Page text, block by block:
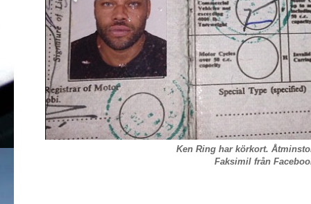
Ken Ring har körkort.
Faksimil från